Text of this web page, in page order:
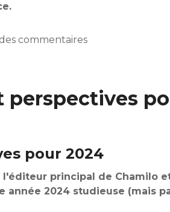
pédagogique de manière
commentaires
perspectives
pour 2024
l'éditeur principal de Chamilo
année 2024 studieuse (mais